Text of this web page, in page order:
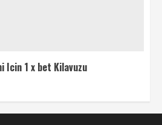
Icin 1 x bet Kilavuzu